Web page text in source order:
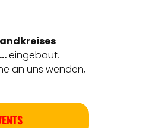
eingebaut.
an uns wenden,